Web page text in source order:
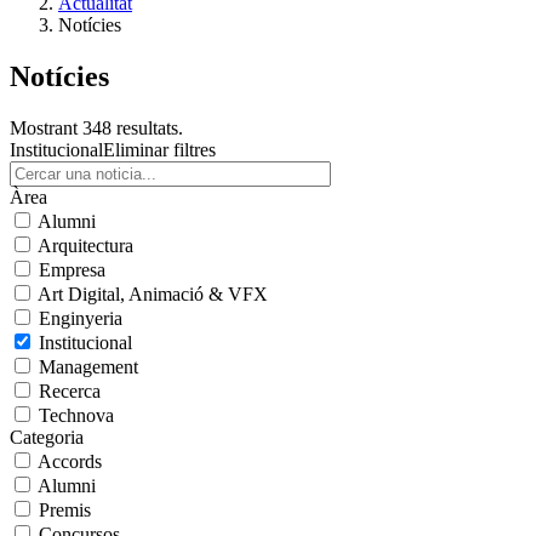
Notícies
Notícies
Mostrant 348 resultats.
InstitucionalEliminar filtres
Àrea
Alumni
Arquitectura
Empresa
Art Digital, Animació & VFX
Enginyeria
Institucional
Management
Recerca
Technova
Categoria
Accords
Alumni
Premis